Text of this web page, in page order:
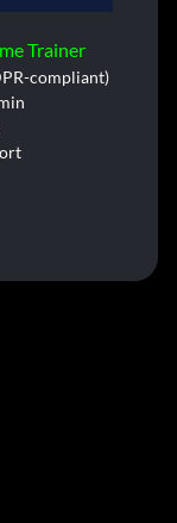
Trainer
compliant)